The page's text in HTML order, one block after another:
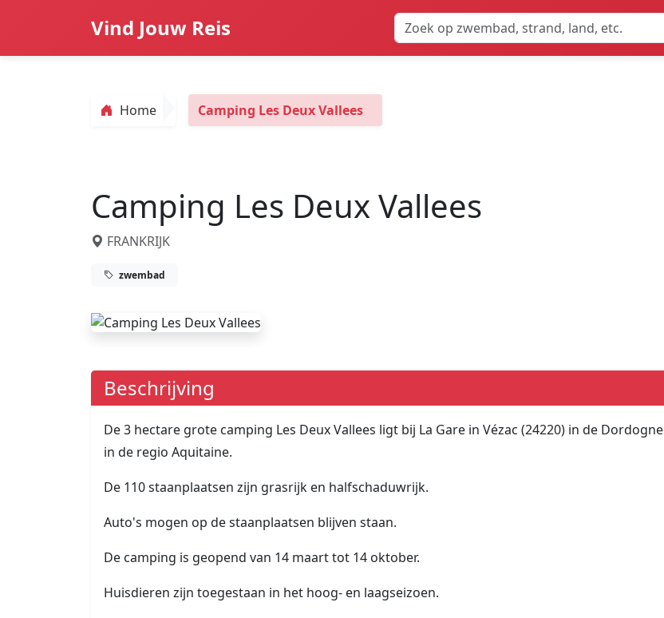
Vind Jouw Reis
Home Camping Les Deux Vallees
Camping Les Deux Vallees
FRANKRIJK
zwembad
Beschrijving
De 3 hectare grote camping Les Deux Vallees ligt bij La Gare in Vézac (24220) in de Dordogne
in de regio Aquitaine.
De 110 staanplaatsen zijn grasrijk en halfschaduwrijk.
Auto's mogen op de staanplaatsen blijven staan.
De camping is geopend van 14 maart tot 14 oktober.
Huisdieren zijn toegestaan in het hoog- en laagseizoen.